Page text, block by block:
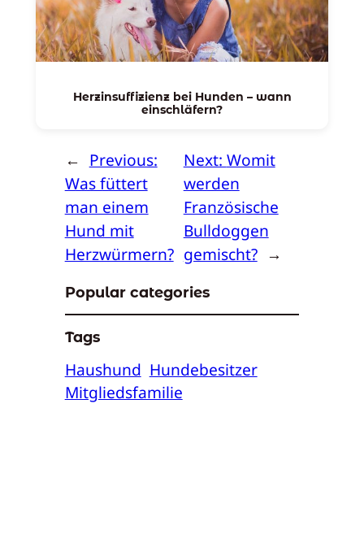
Herzinsuffizienz bei Hunden – wann
einschläfern?
← Previous:
Was füttert
man einem
Hund mit
Herzwürmern?
Next: Womit
werden
Französische
Bulldoggen
gemischt? →
Popular categories
Tags
Haushund Hundebesitzer
Mitgliedsfamilie